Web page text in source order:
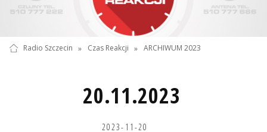
Radio Szczecin » Czas Reakcji » ARCHIWUM 2023
20.11.2023
2023-11-20